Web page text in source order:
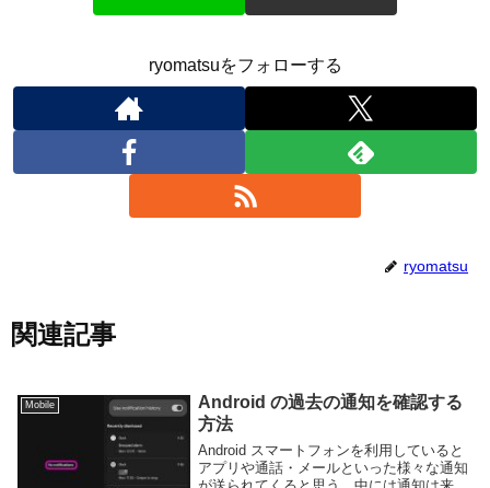
ryomatsuをフォローする
ryomatsu
関連記事
Mobile
Android の過去の通知を確認する
方法
Android スマートフォンを利用していると
アプリや通話・メールといった様々な通知